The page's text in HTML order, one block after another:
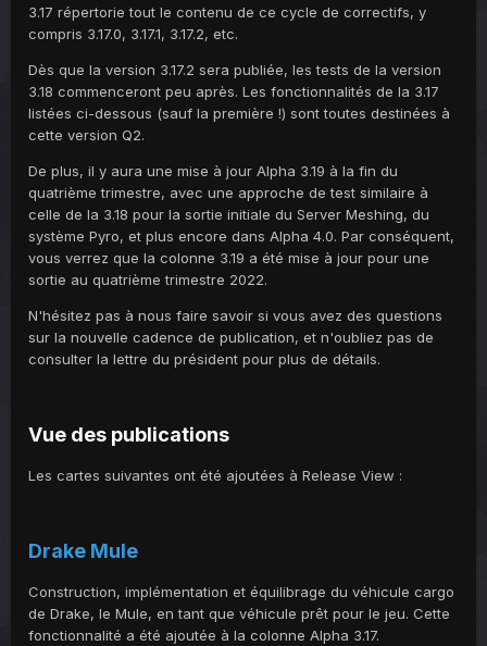
3.17 répertorie tout le contenu de ce cycle de correctifs, y
compris 3.17.0, 3.17.1, 3.17.2, etc.
Dès que la version 3.17.2 sera publiée, les tests de la version
3.18 commenceront peu après. Les fonctionnalités de la 3.17
listées ci-dessous (sauf la première !) sont toutes destinées à
cette version Q2.
De plus, il y aura une mise à jour Alpha 3.19 à la fin du
quatrième trimestre, avec une approche de test similaire à
celle de la 3.18 pour la sortie initiale du Server Meshing, du
système Pyro, et plus encore dans Alpha 4.0. Par conséquent,
vous verrez que la colonne 3.19 a été mise à jour pour une
sortie au quatrième trimestre 2022.
N'hésitez pas à nous faire savoir si vous avez des questions
sur la nouvelle cadence de publication, et n'oubliez pas de
consulter la lettre du président pour plus de détails.
Vue des publications
Les cartes suivantes ont été ajoutées à Release View :
Drake Mule
Construction, implémentation et équilibrage du véhicule cargo
de Drake, le Mule, en tant que véhicule prêt pour le jeu. Cette
fonctionnalité a été ajoutée à la colonne Alpha 3.17.